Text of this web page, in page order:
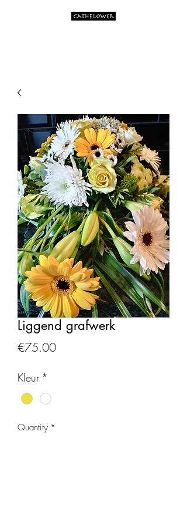
Liggend grafwerk
€75.00Price
Kleur *
Quantity *